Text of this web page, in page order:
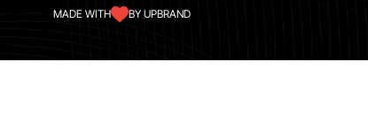
MADE WITH BY UPBRAND